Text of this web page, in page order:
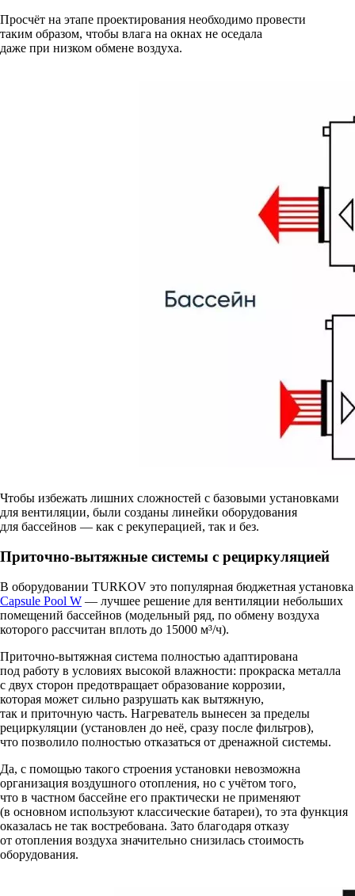
Просчёт на этапе проектирования необходимо провести
таким образом, чтобы влага на окнах не оседала
даже при низком обмене воздуха.
Чтобы избежать лишних сложностей с базовыми установками
для вентиляции, были созданы линейки оборудования
для бассейнов — как с рекуперацией, так и без.
Приточно-вытяжные системы с рециркуляцией
В оборудовании TURKOV это популярная бюджетная установка
Capsule Pool W — лучшее решение для вентиляции небольших
помещений бассейнов (модельный ряд, по обмену воздуха
которого рассчитан вплоть до 15000 м³/ч).
Приточно-вытяжная система полностью адаптирована
под работу в условиях высокой влажности: прокраска металла
с двух сторон предотвращает образование коррозии,
которая может сильно разрушать как вытяжную,
так и приточную часть. Нагреватель вынесен за пределы
рециркуляции (установлен до неё, сразу после фильтров),
что позволило полностью отказаться от дренажной системы.
Да, с помощью такого строения установки невозможна
организация воздушного отопления, но с учётом того,
что в частном бассейне его практически не применяют
(в основном используют классические батареи), то эта функция
оказалась не так востребована. Зато благодаря отказу
от отопления воздуха значительно снизилась стоимость
оборудования.